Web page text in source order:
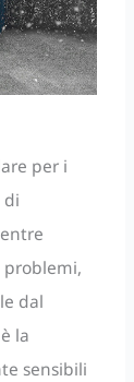
per i
problemi,
dal
la
sensibili